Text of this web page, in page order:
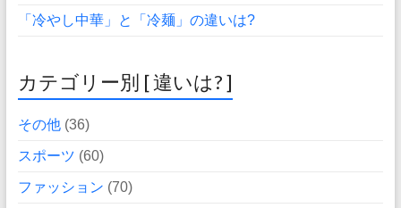
「冷やし中華」と「冷麺」の違いは?
カテゴリー別 [ 違いは? ]
その他(36)
スポーツ (60)
ファッション (70)